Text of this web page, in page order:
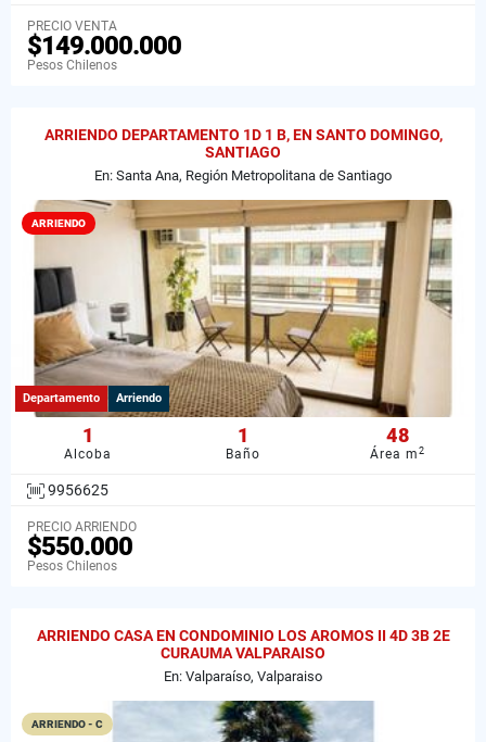
PRECIO VENTA
$149.000.000
Pesos Chilenos
ARRIENDO DEPARTAMENTO 1D 1 B, EN SANTO DOMINGO,
SANTIAGO
En: Santa Ana, Región Metropolitana de Santiago
ARRIENDO
Departamento Arriendo
1
Alcoba
1
Baño
48
Área m2
9956625
PRECIO ARRIENDO
$550.000
Pesos Chilenos
ARRIENDO CASA EN CONDOMINIO LOS AROMOS II 4D 3B 2E
CURAUMA VALPARAISO
En: Valparaíso, Valparaiso
ARRIENDO - C